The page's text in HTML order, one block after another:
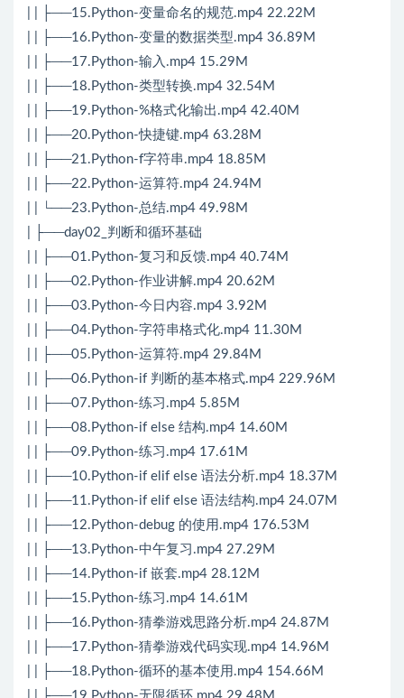
| | ├──15.Python-变量命名的规范.mp4 22.22M
| | ├──16.Python-变量的数据类型.mp4 36.89M
| | ├──17.Python-输入.mp4 15.29M
| | ├──18.Python-类型转换.mp4 32.54M
| | ├──19.Python-%格式化输出.mp4 42.40M
| | ├──20.Python-快捷键.mp4 63.28M
| | ├──21.Python-f字符串.mp4 18.85M
| | ├──22.Python-运算符.mp4 24.94M
| | └──23.Python-总结.mp4 49.98M
| ├──day02_判断和循环基础
| | ├──01.Python-复习和反馈.mp4 40.74M
| | ├──02.Python-作业讲解.mp4 20.62M
| | ├──03.Python-今日内容.mp4 3.92M
| | ├──04.Python-字符串格式化.mp4 11.30M
| | ├──05.Python-运算符.mp4 29.84M
| | ├──06.Python-if 判断的基本格式.mp4 229.96M
| | ├──07.Python-练习.mp4 5.85M
| | ├──08.Python-if else 结构.mp4 14.60M
| | ├──09.Python-练习.mp4 17.61M
| | ├──10.Python-if elif else 语法分析.mp4 18.37M
| | ├──11.Python-if elif else 语法结构.mp4 24.07M
| | ├──12.Python-debug 的使用.mp4 176.53M
| | ├──13.Python-中午复习.mp4 27.29M
| | ├──14.Python-if 嵌套.mp4 28.12M
| | ├──15.Python-练习.mp4 14.61M
| | ├──16.Python-猜拳游戏思路分析.mp4 24.87M
| | ├──17.Python-猜拳游戏代码实现.mp4 14.96M
| | ├──18.Python-循环的基本使用.mp4 154.66M